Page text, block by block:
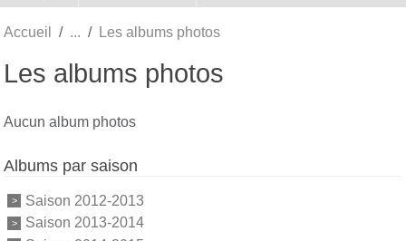
Accueil Les albums photos
Les albums photos
Aucun album photos
Albums par saison
Saison 2012-2013
Saison 2013-2014